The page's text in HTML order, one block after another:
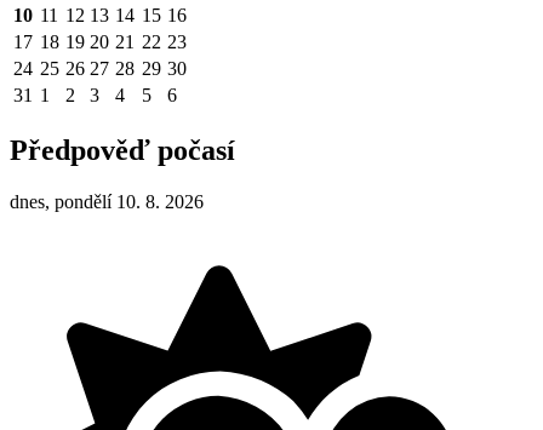
10 11 12 13 14 15 16
17 18 19 20 21 22 23
24 25 26 27 28 29 30
31 1 2 3 4 5 6
Předpověď počasí
dnes, pondělí 10. 8. 2026